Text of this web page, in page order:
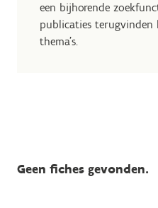
een bijhorende
publicaties terugvinden
thema's.
Geen fiches gevonden.